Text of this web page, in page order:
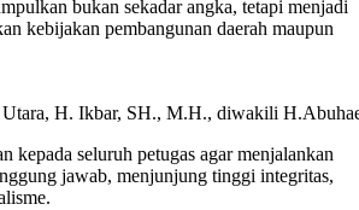
bukan sekadar angka, tetapi menjadi
kebijakan pembangunan daerah maupun
H. Ikbar, SH., M.H., diwakili
kepada seluruh petugas agar menjalankan
jawab, menjunjung tinggi integritas,